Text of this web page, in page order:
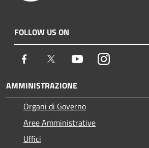
FOLLOW US ON
Facebook Twitter YoutubeInstagram
AMMINISTRAZIONE
Organi di Governo
Aree Amministrative
Uffici